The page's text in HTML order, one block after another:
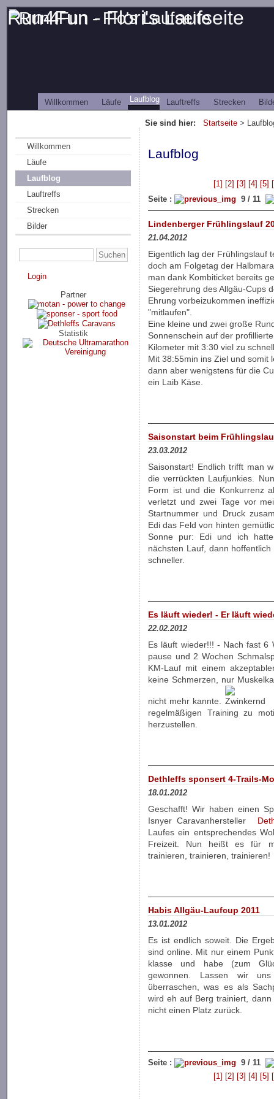
Run4Fun - Flori's Laufseite
Willkommen Läufe Laufblog Lauftreffs Strecken
Sie sind hier:Startseite >
Willkommen
Läufe
Laufblog
Lauftreffs
Strecken
Bilder
Login
Partner
Statistik
Laufblog
[1] [2] [3] [4] [5]
Seite :
9 / 11
Lindenberger Frühlingslauf
21.04.2012
Eigentlich lag der Frühlingslauf
doch am Folgetag der
man dank Kombiticket bereits
Siegerehrung des Allgäu-Cups
Ehrung vorbeizukommen
"mitlaufen".
Eine kleine und zwei große
Sonnenschein auf der
Kilometer mit 3:30 viel zu
Mit 38:55min ins Ziel und somit
dann aber wenigstens für die
ein Laib Käse.
Saisonstart beim
23.03.2012
Saisonstart! Endlich trifft man
die verrückten Laufjunkies.
Form ist und die Konkurrenz
verletzt und zwei Tage vor
Startnummer und Druck
Edi das Feld von hinten
Sonne pur: Edi und ich
nächsten Lauf, dann
schneller.
Es läuft wieder! - Er läuft
22.02.2012
Es läuft wieder!!! - Nach fast 6
pause und 2 Wochen
KM-Lauf mit einem
keine Schmerzen, nur
nicht mehr kannte.
regelmäßigen Training zu
herzustellen.
Dethleffs sponsert 4-Trails-
18.01.2012
Geschafft! Wir haben einen
Isnyer Caravanhersteller
Laufes ein entsprechendes
Freizeit. Nun heißt es für
trainieren, trainieren, trainieren!
Habis Allgäu-Laufcup 2011
13.01.2012
Es ist endlich soweit. Die
sind online. Mit nur einem
klasse und habe (zum
gewonnen. Lassen wir
überraschen, was es als
wird eh auf Berg trainiert,
nicht einen Platz zurück.
Seite :
9 / 11
[1] [2] [3] [4] [5]